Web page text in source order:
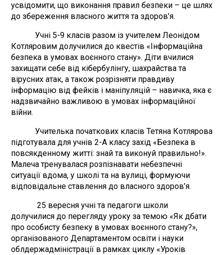
усвідомити, що виконання правил безпеки – це шлях
до збереження власного життя та здоров’я.
Учні 5-9 класів разом із учителем Леонідом
Котляровим долучилися до квестів «Інформаційна
безпека в умовах воєнного стану». Діти вчилися
захищати себе від кібербулінгу, шахрайства та
вірусних атак, а також розрізняти правдиву
інформацію від фейків і маніпуляцій – навичка, яка є
надзвичайно важливою в умовах інформаційної
війни.
Учителька початкових класів Тетяна Котлярова
підготувала для учнів 2-А класу захід «Безпека в
повсякденному житті: знай та виконуй правильно!».
Малеча тренувалася розпізнавати небезпечні
ситуації вдома, у школі та на вулиці, формуючи
відповідальне ставлення до власного здоров’я.
25 вересня учні та педагоги школи
долучилися до перегляду уроку за темою «Як дбати
про особисту безпеку в умовах воєнного стану?»,
організованого Департаментом освіти і науки
облдержадміністрації в рамках циклу «Уроків